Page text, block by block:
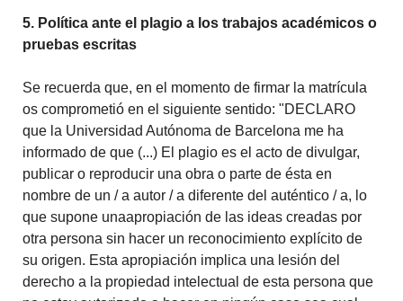
5. Política ante el plagio a los trabajos académicos o
pruebas escritas
Se recuerda que, en el momento de firmar la matrícula
os comprometió en el siguiente sentido: "DECLARO
que la Universidad Autónoma de Barcelona me ha
informado de que (...) El plagio es el acto de divulgar,
publicar o reproducir una obra o parte de ésta en
nombre de un / a autor / a diferente del auténtico / a, lo
que supone unaapropiación de las ideas creadas por
otra persona sin hacer un reconocimiento explícito de
su origen. Esta apropiación implica una lesión del
derecho a la propiedad intelectual de esta persona que